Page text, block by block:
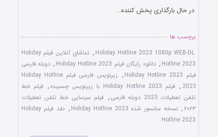
در حال بارگذاری پخش کننده...
برچسب ها
Holiday Hotline 2023 1080p WEB-DL
,
تماشای آنلاین فیلم Holiday
Hotline 2023
, دانلود رایگان فیلم Holiday Hotline 2023 , دوبله فارسی
فیلم Holiday Hotline 2023
,
زیرنویس فارسی فیلم Holiday Hotline
2023
, فیلم Holiday Hotline 2023 با زیرنویس چسبیده , فیلم خط
تلفن تعطیلات 2023 دوبله فارسی
, فیلم سینمایی خط تلفن تعطیلات
۲۰۲۳ , نسخه سانسور شده Holiday Hotline 2023 ,
نقد فیلم Holiday
Hotline 2023